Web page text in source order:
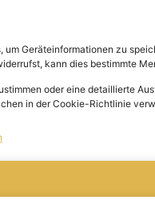
Geräteinformationen zu
kann dies bestimmte
oder eine detaillierte
in der Cookie-Richtlinie